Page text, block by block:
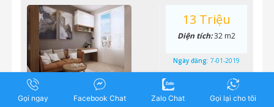
Cho thuê căn hộ studio full nội thất, nhận nhà ở
13 Triệu
Diện tích:32 m2
Ngày đăng: 7-01-2019
Gọi ngay Facebook Chat Zalo Chat Gọi lại cho tôi